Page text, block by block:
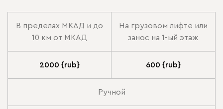
В пределах МКАД и до
10 км от МКАД
На грузовом лифте или
занос на 1-ый этаж
2000 {rub} 600 {rub}
Ручной